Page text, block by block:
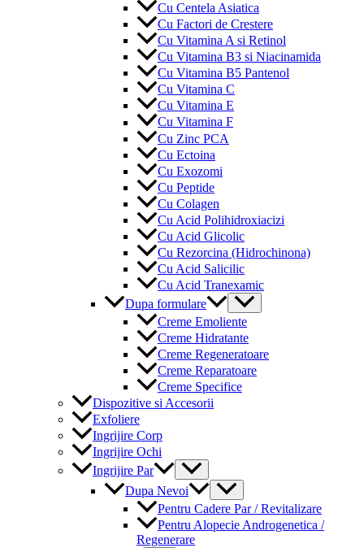
Cu Centela Asiatica
Cu Factori de Crestere
Cu Vitamina A si Retinol
Cu Vitamina B3 si Niacinamida
Cu Vitamina B5 Pantenol
Cu Vitamina C
Cu Vitamina E
Cu Vitamina F
Cu Zinc PCA
Cu Ectoina
Cu Exozomi
Cu Peptide
Cu Colagen
Cu Acid Polihidroxiacizi
Cu Acid Glicolic
Cu Rezorcina (Hidrochinona)
Cu Acid Salicilic
Cu Acid Tranexamic
Dupa formulare
Menu
Toggle
Creme Emoliente
Creme Hidratante
Creme Regeneratoare
Creme Reparatoare
Creme Specifice
Dispozitive si Accesorii
Exfoliere
Ingrijire Corp
Ingrijire Ochi
Ingrijire Par
Menu
Toggle
Dupa Nevoi
Menu
Toggle
Pentru Cadere Par / Revitalizare
Pentru Alopecie Androgenetica /
Regenerare